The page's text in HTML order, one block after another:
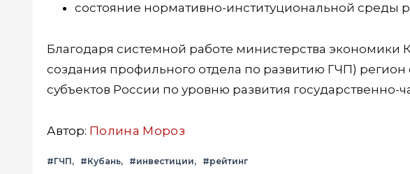
состояние нормативно-институциональной среды
Благодаря системной работе министерства экономики
создания профильного отдела по развитию ГЧП) регион
субъектов России по уровню развития государственно-
Автор: Полина Мороз
#ГЧП #Кубань #инвестиции #рейтинг